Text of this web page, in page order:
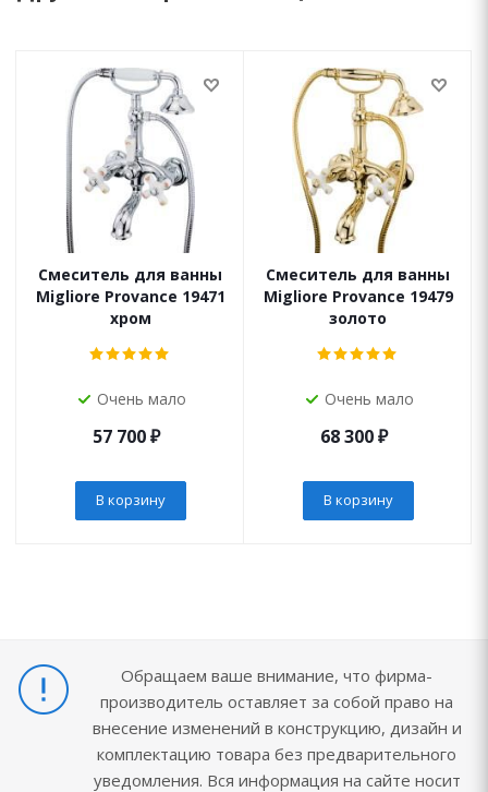
Смеситель для ванны
Migliore Provance 19471
хром
Очень мало
57 700₽
В корзину
Смеситель для ванны
Migliore Provance 19479
золото
Очень мало
68 300₽
В корзину
Обращаем ваше внимание, что фирма-
производитель оставляет за собой право на
внесение изменений в конструкцию, дизайн и
комплектацию товара без предварительного
уведомления. Вся информация на сайте носит